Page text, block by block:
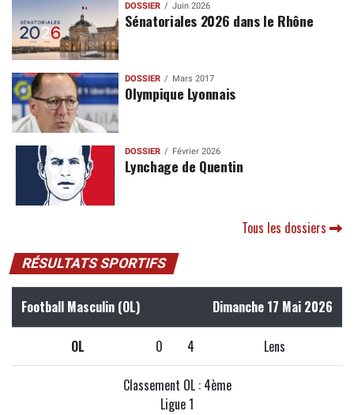
DOSSIER Juin 2026
Sénatoriales 2026 dans le Rhône
DOSSIER Mars 2017
Olympique Lyonnais
DOSSIER Février 2026
Lynchage de Quentin
Tous les dossiers
RÉSULTATS SPORTIFS
Football Masculin (OL) Dimanche 17 Mai 2026
OL 0 4 Lens
Classement OL : 4ème
Ligue 1